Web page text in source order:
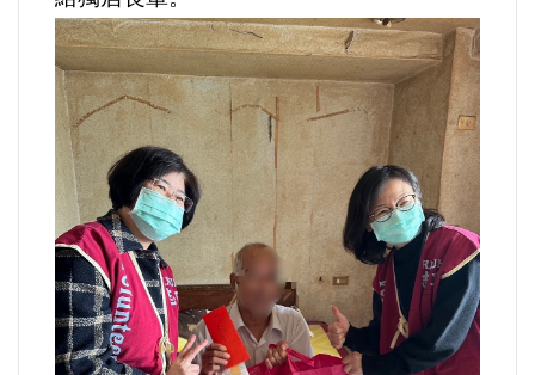
都市發展與都市建設
財務金融/稅制改革
選舉/民調
觀光旅遊
生物科技
出版（影音/圖書/雜誌）